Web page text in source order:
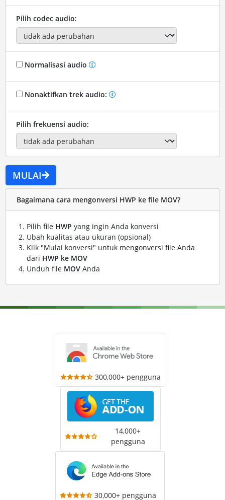
Pilih codec audio:
Normalisasi audio
Nonaktifkan trek audio:
Pilih frekuensi audio:
MULAI
Bagaimana cara mengonversi HWP ke file MOV?
Pilih file HWP yang ingin Anda konversi
Ubah kualitas atau ukuran (opsional)
Klik "Mulai konversi" untuk mengonversi file Anda
dari HWP ke MOV
Unduh file MOVAnda
300,000+ pengguna
14,000+
pengguna
30,000+ pengguna